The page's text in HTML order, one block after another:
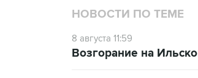
НОВОСТИ ПО ТЕМЕ
8 августа 11:59
Возгорание на